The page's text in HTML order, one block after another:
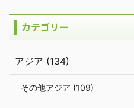
カテゴリー
アジア (134)
その他アジア (109)